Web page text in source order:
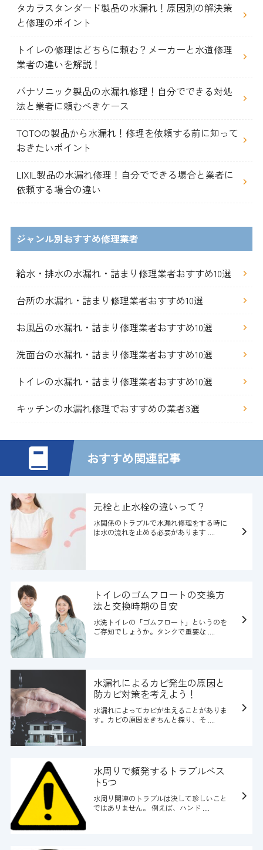
タカラスタンダード製品の水漏れ！原因別の解決策
と修理のポイント
トイレの修理はどちらに頼む？メーカーと水道修理
業者の違いを解説！
パナソニック製品の水漏れ修理！自分でできる対処
法と業者に頼むべきケース
TOTOの製品から水漏れ！修理を依頼する前に知って
おきたいポイント
LIXIL製品の水漏れ修理！自分でできる場合と業者に
依頼する場合の違い
ジャンル別おすすめ修理業者
給水・排水の水漏れ・詰まり修理業者おすすめ10選
台所の水漏れ・詰まり修理業者おすすめ10選
お風呂の水漏れ・詰まり修理業者おすすめ10選
洗面台の水漏れ・詰まり修理業者おすすめ10選
トイレの水漏れ・詰まり修理業者おすすめ10選
キッチンの水漏れ修理でおすすめの業者3選
おすすめ関連記事
元栓と止水栓の違いって？
水関係のトラブルで水漏れ修理をする時に
は水の流れを止める必要があります ....
トイレのゴムフロートの交換方
法と交換時期の目安
水洗トイレの「ゴムフロート」というのを
ご存知でしょうか。タンクで重要な ....
水漏れによるカビ発生の原因と
防カビ対策を考えよう！
水漏れによってカビが生えることがありま
す。カビの原因をきちんと探り、そ ....
水周りで頻発するトラブルベス
ト5つ
水周り関連のトラブルは決して珍しいこと
ではありません。 例えば、ハンド ....